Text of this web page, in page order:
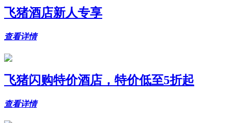
飞猪酒店新人专享
查看详情
飞猪闪购特价酒店，特价低至5折起
查看详情